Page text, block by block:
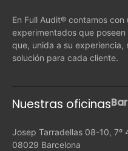
En Full Audit® contamos
experimentados que
que, unida a su experiencia,
solución para cada cliente.
Nuestras oficinas
Josep Tarradellas 08-10, 7º
08029 Barcelona